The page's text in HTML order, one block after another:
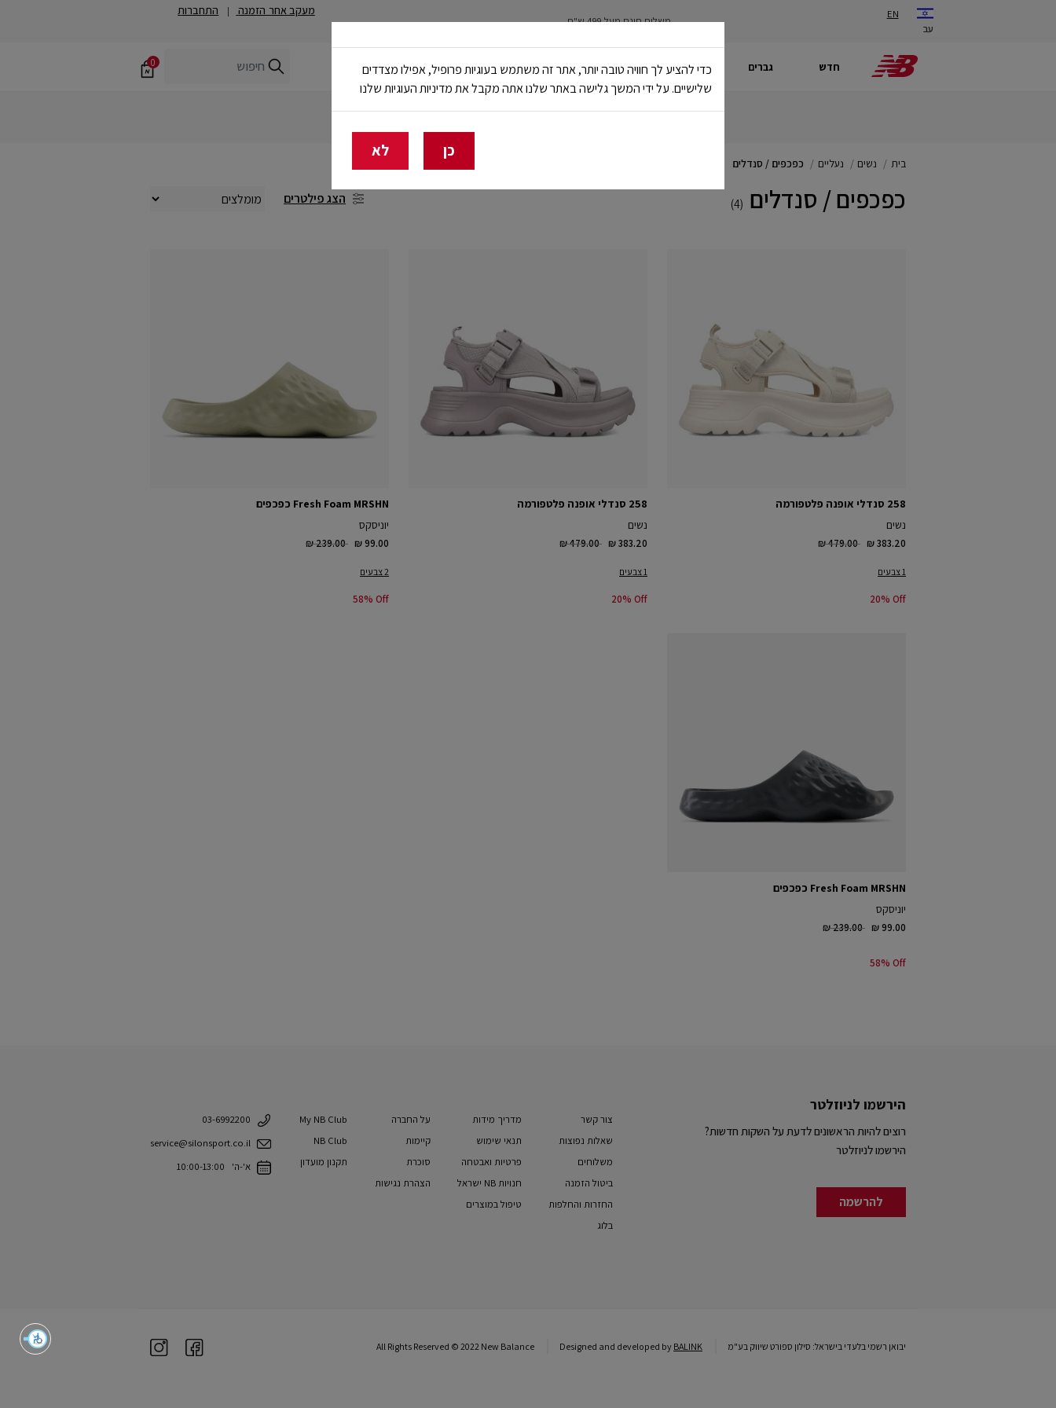
עב
EN
משלוח חינם מעל 499 ש"ח
מעקב אחר הזמנה | התחברות
חדש גברים נשים ילדים ריצה עבודה ובטיחות NB Club
0
🔥 20% הנחה על כל הביגוד באתר ובחנויות - לזמן מוגבל
בית נשים נעליים כפכפים / סנדלים
כפכפים / סנדלים (4) הצג פילטרים
258 סנדלי אופנה פלטפורמה
נשים
Price reduced from
₪ 479.00 to₪ 383.20
1 צבעים
20% Off
258 סנדלי אופנה פלטפורמה
נשים
Price reduced from
₪ 479.00 to₪ 383.20
1 צבעים
20% Off
Fresh Foam MRSHN כפכפים
יוניסקס
Price reduced from
₪ 239.00 to₪ 99.00
2 צבעים
58% Off
Fresh Foam MRSHN כפכפים
יוניסקס
Price reduced from
₪ 239.00 to₪ 99.00
58% Off
הירשמו לניוזלטר
רוצים להיות הראשונים לדעת על השקות חדשות?
הירשמו לניוזלטר
להרשמה
צור קשר
שאלות נפוצות
משלוחים
ביטול הזמנה
החזרות והחלפות
בלוג
מדריך מידות
תנאי שימוש
פרטיות ואבטחה
חנויות NB ישראל
טיפול במוצרים
על החברה
קיימות
סוכרת
הצהרת נגישות
My NB Club
NB Club
תקנון מועדון
03-6992200
service@silonsport.co.il
א'-ה' 10:00-13:00
יבואן רשמי בלעדי בישראל: סילון ספורט שיווק בע"מ All Rights Reserved © 2022 New Balance Designed and developed by BALINK
כדי להציע לך חוויה טובה יותר, אתר זה משתמש בעוגיות פרופיל, אפילו מצדדים
שלישיים. על ידי המשך גלישה באתר שלנו אתה מקבל את מדיניות העוגיות שלנו
כן לא